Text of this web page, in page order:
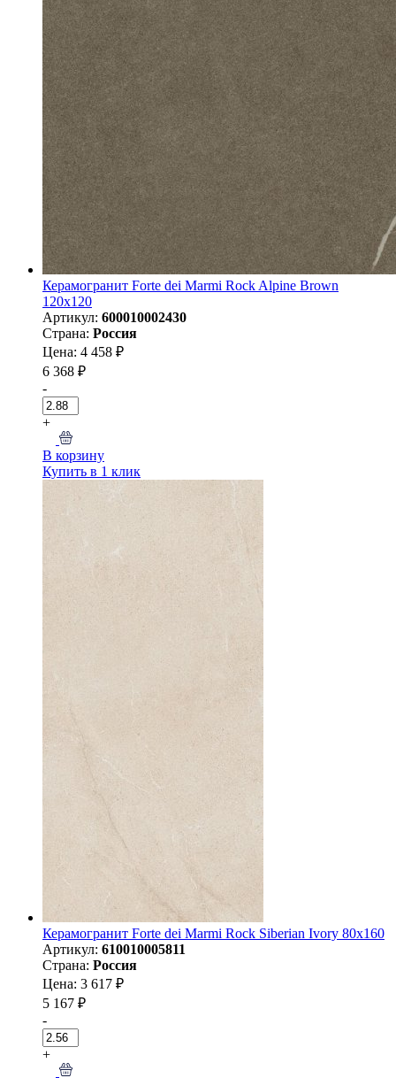
Керамогранит Forte dei Marmi Rock Alpine Brown
120x120
Артикул: 600010002430
Страна: Россия
Цена: 4 458 ₽
6 368 ₽
-
+
В корзину
Купить в 1 клик
Керамогранит Forte dei Marmi Rock Siberian Ivory 80x160
Артикул: 610010005811
Страна: Россия
Цена: 3 617 ₽
5 167 ₽
-
+